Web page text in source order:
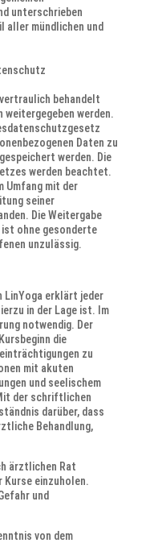
unterschrieben
aller mündlichen und
behandelt
weitergegeben werden.
Daten zu
werden. Die
werden beachtet.
Umfang mit der
seiner
Die Weitergabe
ohne gesonderte
unzulässig.
LinYoga erklärt jeder
in der Lage ist. Im
notwendig. Der
die
zu
mit akuten
und seelischem
der schriftlichen
darüber, dass
Behandlung,
ärztlichen Rat
Kurse einzuholen.
und
von dem